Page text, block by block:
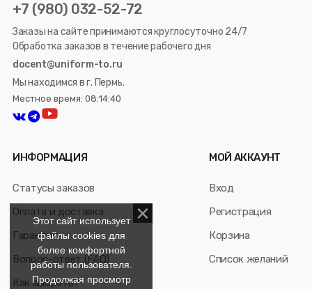
+7 (980) 032-52-72
Заказы на сайте принимаются круглосуточно 24/7
Обработка заказов в течение рабочего дня
docent@uniform-to.ru
Мы находимся в г. Пермь.
Местное время: 08:14:40
ИНФОРМАЦИЯ
Статусы заказов
Оплата и доставка
Гарантия
Вопрос-ответ (FAQ)
Как выбрать?
МОЙ АККАУНТ
Вход
Регистрация
Корзина
Список желаний
Этот сайт использует
файлы cookies для
более комфортной
работы пользователя.
Продолжая просмотр